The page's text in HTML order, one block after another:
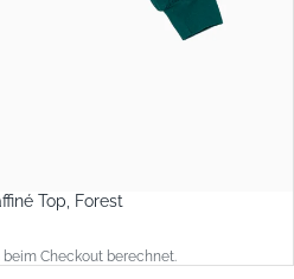
Top, Forest
beim Checkout berechnet.